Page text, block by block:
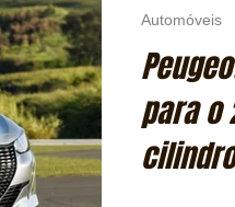
para o
Automóveis